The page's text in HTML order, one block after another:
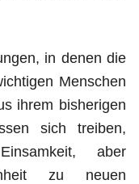
in denen die
Menschen
ihrem bisherigen
sich treiben,
aber
zu neuen